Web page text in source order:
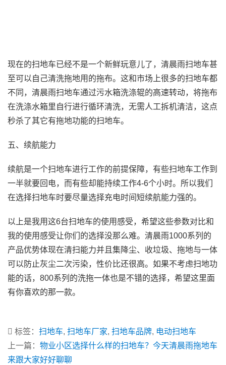
现在的扫地车已经不是一个新鲜玩意儿了，清晨雨扫地车甚
至可以自己清洗拖地用的拖布。这和市场上很多的扫地车都
不同，清晨雨扫地车通过污水箱洗涤辊的高速转动，将拖布
在洗涤水箱里自行进行循环清洗，无需人工拆机清洁，这点
秒杀了其它有拖地功能的扫地车。
五、续航能力
续航是一个扫地车进行工作的前提保障，有些扫地车工作到
一半就要回电，而有些却能持续工作4-6个小时。所以我们
在选择扫地车时要尽量选择充电时间短续航能力强的。
以上是我用这6台扫地车的使用感受，希望这些参数对比和
我的使用感受让你们的选择没那么难。清晨雨1000系列的
产品优势体现在清扫能力并且集降尘、收垃圾、拖地与一体
可以防止灰尘二次污染，性价比还很高。如果不考虑扫地功
能的话，800系列的洗拖一体也是不错的选择，希望这里面
有你喜欢的那一款。
标签： 扫地车, 扫地车厂家, 扫地车品牌, 电动扫地车
上一篇： 物业小区选择什么样的扫地车？今天清晨雨拖地车
来跟大家好好聊聊